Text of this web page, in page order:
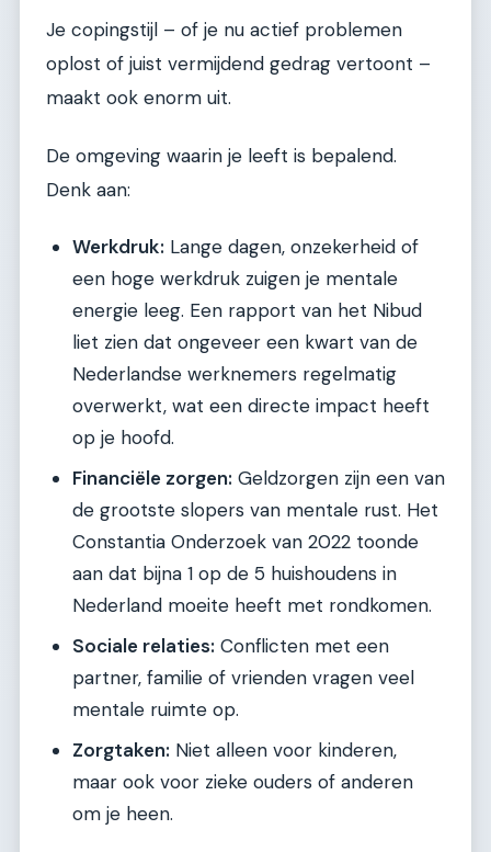
Je copingstijl – of je nu actief problemen
oplost of juist vermijdend gedrag vertoont –
maakt ook enorm uit.
De omgeving waarin je leeft is bepalend.
Denk aan:
Werkdruk: Lange dagen, onzekerheid of
een hoge werkdruk zuigen je mentale
energie leeg. Een rapport van het Nibud
liet zien dat ongeveer een kwart van de
Nederlandse werknemers regelmatig
overwerkt, wat een directe impact heeft
op je hoofd.
Financiële zorgen: Geldzorgen zijn een van
de grootste slopers van mentale rust. Het
Constantia Onderzoek van 2022 toonde
aan dat bijna 1 op de 5 huishoudens in
Nederland moeite heeft met rondkomen.
Sociale relaties: Conflicten met een
partner, familie of vrienden vragen veel
mentale ruimte op.
Zorgtaken: Niet alleen voor kinderen,
maar ook voor zieke ouders of anderen
om je heen.